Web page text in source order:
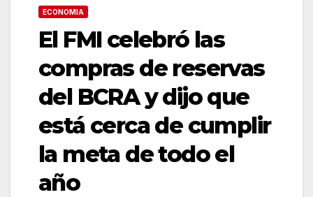
ECONOMIA
El FMI celebró las
compras de reservas
del BCRA y dijo que
está cerca de cumplir
la meta de todo el
año